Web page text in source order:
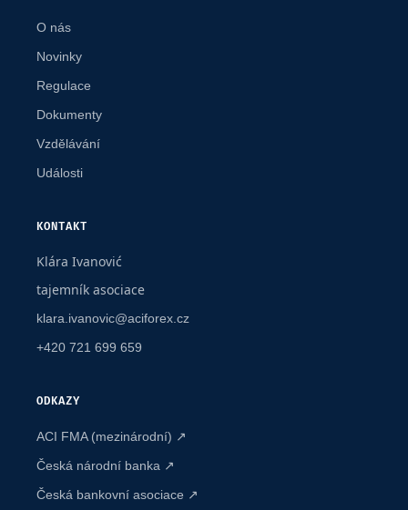
O nás
Novinky
Regulace
Dokumenty
Vzdělávání
Události
KONTAKT
Klára Ivanović
tajemník asociace
klara.ivanovic@aciforex.cz
+420 721 699 659
ODKAZY
ACI FMA (mezinárodní) ↗
Česká národní banka ↗
Česká bankovní asociace ↗